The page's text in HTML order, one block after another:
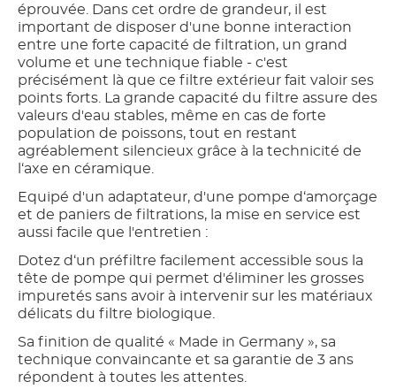
éprouvée. Dans cet ordre de grandeur, il est
important de disposer d'une bonne interaction
entre une forte capacité de filtration, un grand
volume et une technique fiable - c'est
précisément là que ce filtre extérieur fait valoir ses
points forts. La grande capacité du filtre assure des
valeurs d'eau stables, même en cas de forte
population de poissons, tout en restant
agréablement silencieux grâce à la technicité de
l‘axe en céramique.
Equipé d'un adaptateur, d'une pompe d‘amorçage
et de paniers de filtrations, la mise en service est
aussi facile que l'entretien :
Dotez d‘un préfiltre facilement accessible sous la
tête de pompe qui permet d'éliminer les grosses
impuretés sans avoir à intervenir sur les matériaux
délicats du filtre biologique.
Sa finition de qualité « Made in Germany », sa
technique convaincante et sa garantie de 3 ans
répondent à toutes les attentes.